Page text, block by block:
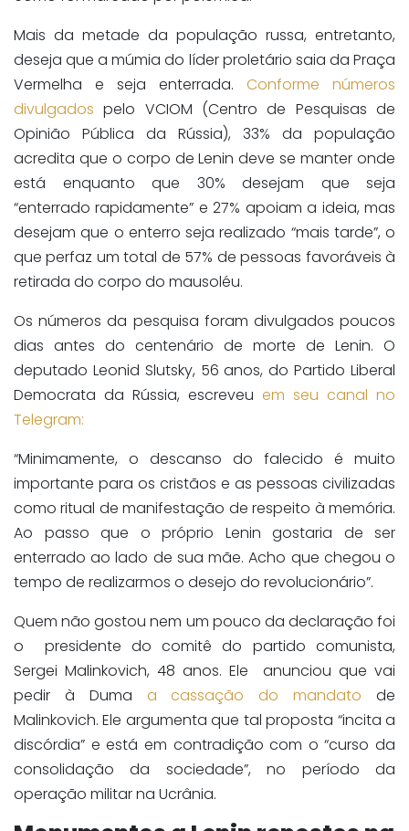
Mais da metade da população russa, entretanto,
deseja que a múmia do líder proletário saia da Praça
Vermelha e seja enterrada. Conforme números
divulgados pelo VCIOM (Centro de Pesquisas de
Opinião Pública da Rússia), 33% da população
acredita que o corpo de Lenin deve se manter onde
está enquanto que 30% desejam que seja
“enterrado rapidamente” e 27% apoiam a ideia, mas
desejam que o enterro seja realizado “mais tarde”, o
que perfaz um total de 57% de pessoas favoráveis à
retirada do corpo do mausoléu.
Os números da pesquisa foram divulgados poucos
dias antes do centenário de morte de Lenin. O
deputado Leonid Slutsky, 56 anos, do Partido Liberal
Democrata da Rússia, escreveu em seu canal no
Telegram:
“Minimamente, o descanso do falecido é muito
importante para os cristãos e as pessoas civilizadas
como ritual de manifestação de respeito à memória.
Ao passo que o próprio Lenin gostaria de ser
enterrado ao lado de sua mãe. Acho que chegou o
tempo de realizarmos o desejo do revolucionário”.
Quem não gostou nem um pouco da declaração foi
o presidente do comitê do partido comunista,
Sergei Malinkovich, 48 anos. Ele anunciou que vai
pedir à Duma a cassação do mandatode
Malinkovich. Ele argumenta que tal proposta “incita a
discórdia” e está em contradição com o “curso da
consolidação da sociedade”, no período da
operação militar na Ucrânia.